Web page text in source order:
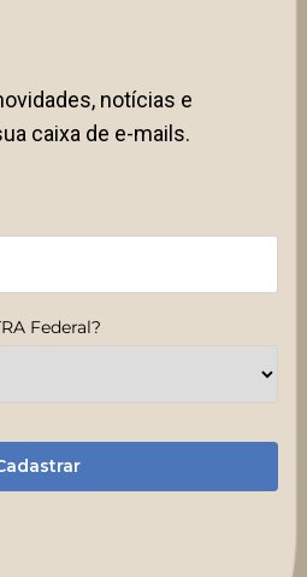
notícias e
caixa de e-mails.
Federal?